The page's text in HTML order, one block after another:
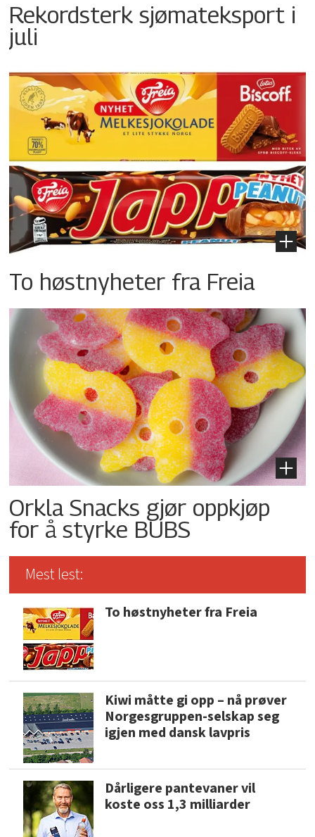
Rekordsterk sjømateksport i
juli
To høstnyheter fra Freia
Orkla Snacks gjør oppkjøp
for å styrke BUBS
Mest lest:
To høstnyheter fra Freia
Kiwi måtte gi opp – nå prøver
Norgesgruppen-selskap seg
igjen med dansk lavpris
Dårligere pantevaner vil
koste oss 1,3 milliarder